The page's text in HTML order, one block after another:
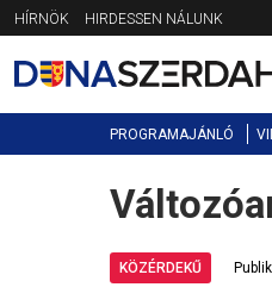
Jump
to
navigation
HÍRNÖK HIRDESSEN NÁLUNK
PROGRAMAJÁNLÓ
Back
to
KÖZÉRDEKŰ